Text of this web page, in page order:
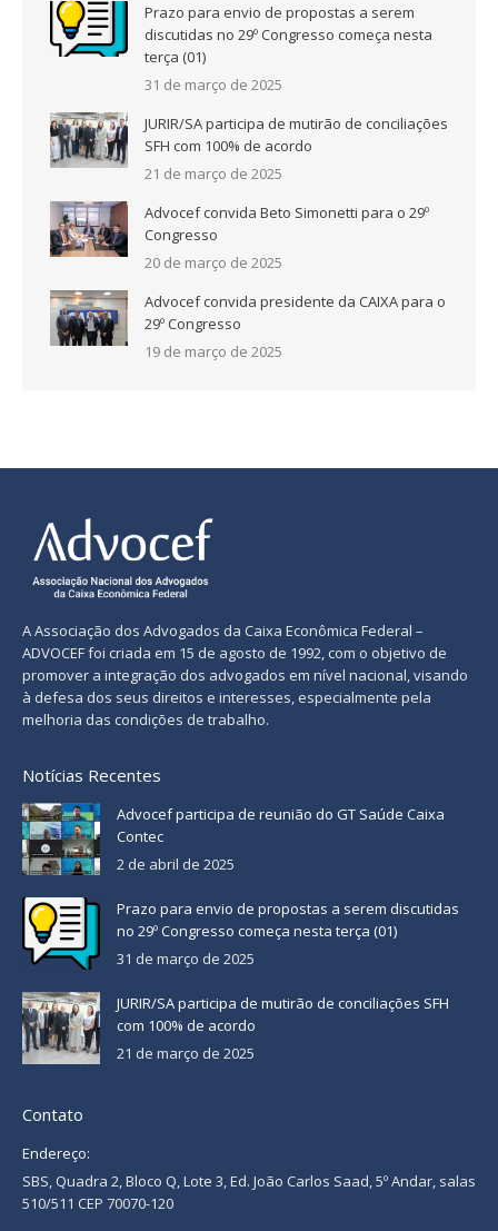
Prazo para envio de propostas a serem
discutidas no 29º Congresso começa nesta
terça (01)
31 de março de 2025
JURIR/SA participa de mutirão de conciliações
SFH com 100% de acordo
21 de março de 2025
Advocef convida Beto Simonetti para o 29º
Congresso
20 de março de 2025
Advocef convida presidente da CAIXA para o
29º Congresso
19 de março de 2025
A Associação dos Advogados da Caixa Econômica Federal –
ADVOCEF foi criada em 15 de agosto de 1992, com o objetivo de
promover a integração dos advogados em nível nacional, visando
à defesa dos seus direitos e interesses, especialmente pela
melhoria das condições de trabalho.
Notícias Recentes
Advocef participa de reunião do GT Saúde Caixa
Contec
2 de abril de 2025
Prazo para envio de propostas a serem discutidas
no 29º Congresso começa nesta terça (01)
31 de março de 2025
JURIR/SA participa de mutirão de conciliações SFH
com 100% de acordo
21 de março de 2025
Contato
Endereço:
SBS, Quadra 2, Bloco Q, Lote 3, Ed. João Carlos Saad, 5º Andar, salas
510/511 CEP 70070-120